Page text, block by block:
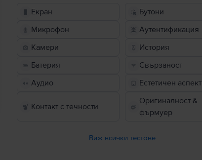
Екран
Бутони
Микрофон
Аутентификация
Камери
История
Батерия
Свързаност
Аудио
Естетичен аспект
Контакт с течности
Оригиналност &
фърмуер
Виж всички тестове